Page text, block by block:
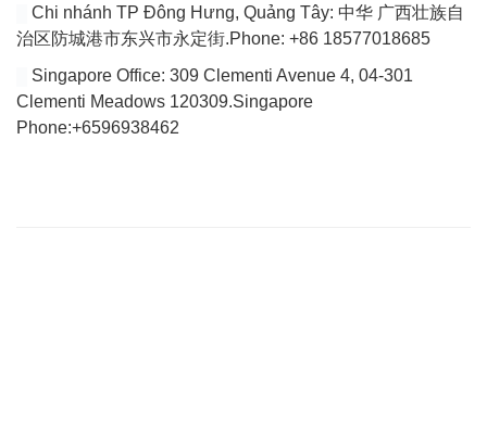
Chi nhánh TP Đông Hưng, Quảng Tây: 中华 广西壮族自
治区防城港市东兴市永定街.Phone: +86 18577018685
Singapore Office: 309 Clementi Avenue 4, 04-301
Clementi Meadows 120309.Singapore
Phone:+6596938462